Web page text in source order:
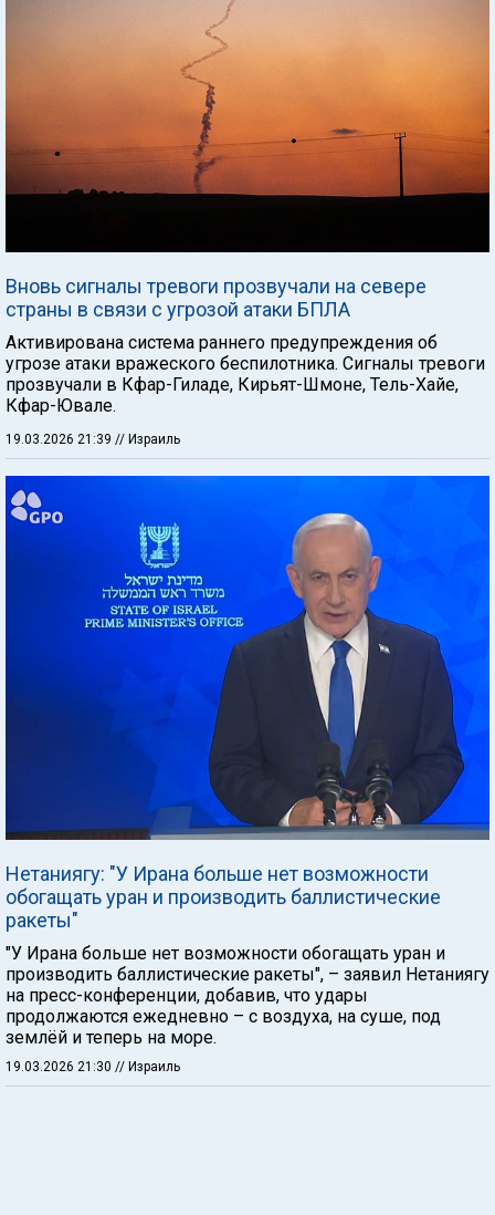
Вновь сигналы тревоги прозвучали на севере
страны в связи с угрозой атаки БПЛА
Активирована система раннего предупреждения об
угрозе атаки вражеского беспилотника. Сигналы тревоги
прозвучали в Кфар-Гиладе, Кирьят-Шмоне, Тель-Хайе,
Кфар-Ювале.
19.03.2026 21:39 // Израиль
Нетаниягу: "У Ирана больше нет возможности
обогащать уран и производить баллистические
ракеты"
"У Ирана больше нет возможности обогащать уран и
производить баллистические ракеты", – заявил Нетаниягу
на пресс-конференции, добавив, что удары
продолжаются ежедневно – с воздуха, на суше, под
землёй и теперь на море.
19.03.2026 21:30 // Израиль